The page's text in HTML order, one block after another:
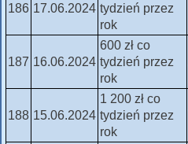
186 17.06.2024 tydzień przez
rok
187 16.06.2024
600 zł co
tydzień przez
rok
188 15.06.2024
1 200 zł co
tydzień przez
rok